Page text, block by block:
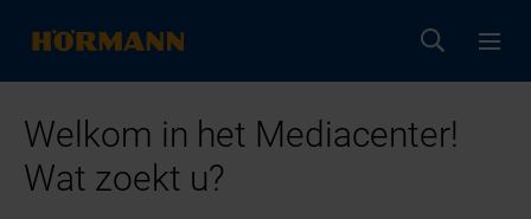
Welkom in het Mediacenter!
Wat zoekt u?